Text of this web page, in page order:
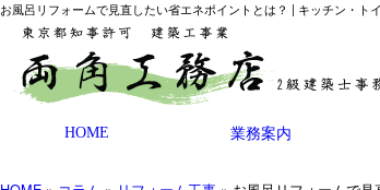
お風呂リフォームで見直したい省エネポイントとは？ | キッチン・
HOME 業務案内